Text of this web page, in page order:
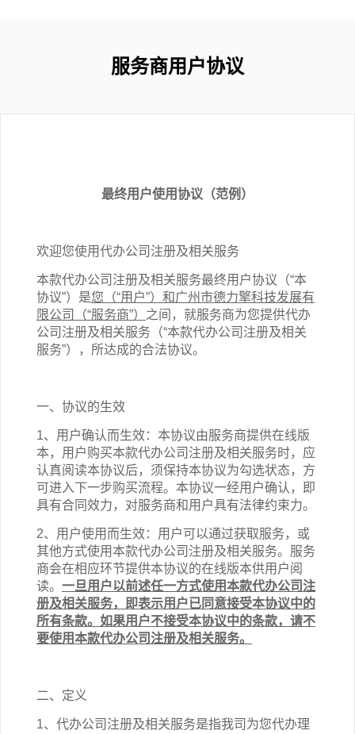
服务商用户协议
最终用户使用协议（范例）
欢迎您使用代办公司注册及相关服务
本款代办公司注册及相关服务最终用户协议（“本
协议”）是您（“用户”）和广州市德力擎科技发展有
限公司（“服务商”） 之间，就服务商为您提供代办
公司注册及相关服务（“本款代办公司注册及相关
服务”），所达成的合法协议。
一、协议的生效
1、用户确认而生效：本协议由服务商提供在线版
本，用户购买本款代办公司注册及相关服务时，应
认真阅读本协议后，须保持本协议为勾选状态，方
可进入下一步购买流程。本协议一经用户确认，即
具有合同效力，对服务商和用户具有法律约束力。
2、用户使用而生效：用户可以通过获取服务 ，或
其他方式使用本款代办公司注册及相关服务。服务
商会在相应环节提供本协议的在线版本供用户阅
读。 一旦用户以前述任一方式使用本款代办公司注
册及相关服务，即表示用户已同意接受本协议中的
所有条款。如果用户不接受本协议中的条款，请不
要使用本款代办公司注册及相关服务。
二、定义
1、代办公司注册及相关服务是指我司为您代办理